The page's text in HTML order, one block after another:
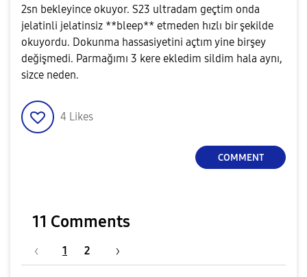
2sn bekleyince okuyor. S23 ultradam geçtim onda
jelatinli jelatinsiz **bleep** etmeden hızlı bir şekilde
okuyordu. Dokunma hassasiyetini açtım yine birşey
değişmedi. Parmağımı 3 kere ekledim sildim hala aynı,
sizce neden.
4 Likes
COMMENT
11 Comments
1 2